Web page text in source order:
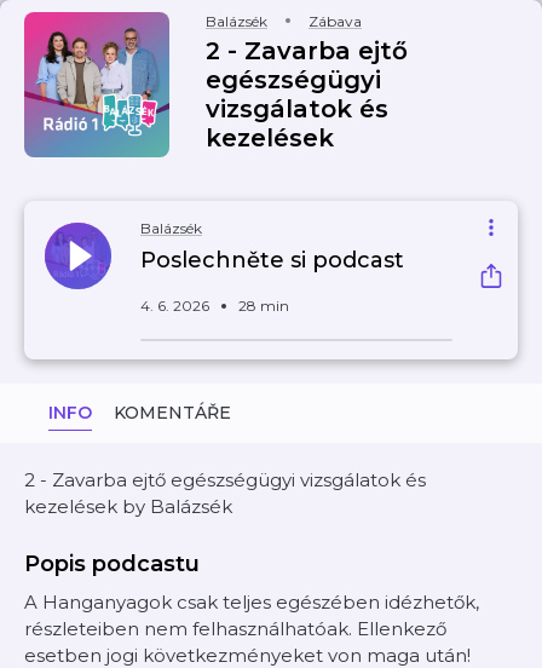
Balázsék Zábava
2 - Zavarba ejtő
egészségügyi
vizsgálatok és
kezelések
Balázsék
Poslechněte si podcast
4. 6. 2026 28 min
INFO KOMENTÁŘE
2 - Zavarba ejtő egészségügyi vizsgálatok és
kezelések by Balázsék
Popis podcastu
A Hanganyagok csak teljes egészében idézhetők,
részleteiben nem felhasználhatóak. Ellenkező
esetben jogi következményeket von maga után!